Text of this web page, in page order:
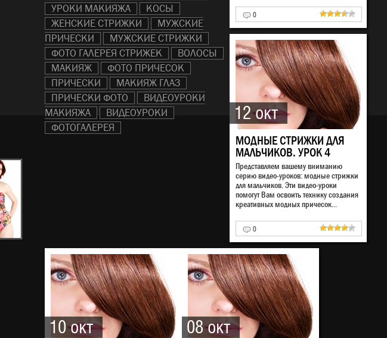
УРОКИ МАКИЯЖА
КОСЫ
ЖЕНСКИЕ СТРИЖКИ
МУЖСКИЕ
ПРИЧЕСКИ
МУЖСКИЕ СТРИЖКИ
ФОТО ГАЛЕРЕЯ СТРИЖЕК
ВОЛОСЫ
МАКИЯЖ
ФОТО ПРИЧЕСОК
ПРИЧЕСКИ
МАКИЯЖ ГЛАЗ
ПРИЧЕСКИ ФОТО
ВИДЕОУРОКИ
МАКИЯЖА
ВИДЕОУРОКИ
ФОТОГАЛЕРЕЯ
0
12 окт
МОДНЫЕ СТРИЖКИ ДЛЯ
МАЛЬЧИКОВ. УРОК 4
Представляем вашему вниманию
серию видео-уроков: модные стрижки
для мальчиков. Эти видео-уроки
помогут Вам освоить технику создания
креативных модных причесок...
0
10 окт 08 окт